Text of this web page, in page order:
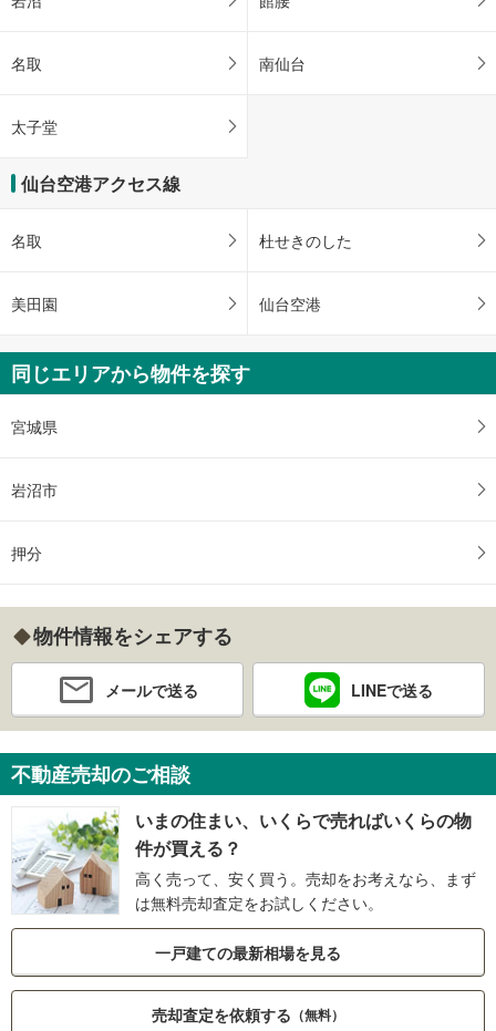
名取 南仙台
太子堂
仙台空港アクセス線
名取 杜せきのした
美田園 仙台空港
同じエリアから物件を探す
宮城県
岩沼市
押分
物件情報をシェアする
メールで送る LINEで送る
不動産売却のご相談
いまの住まい、いくらで売ればいくらの物
件が買える？
高く売って、安く買う。売却をお考えなら、まず
は無料売却査定をお試しください。
一戸建ての最新相場を見る
売却査定を依頼する （無料）